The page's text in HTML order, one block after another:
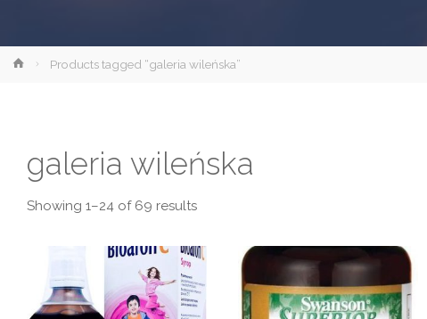
StronaProducts tagged “galeria wileńska”
galeria wileńska
Showing 1–24 of 69 results